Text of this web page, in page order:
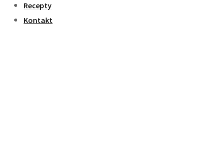
Recepty
Kontakt